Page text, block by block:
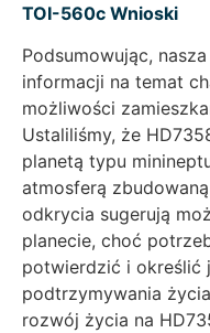
TOI-560c Wnioski
Podsumowując,
informacji na temat
możliwości
Ustaliliśmy, że
planetą typu
atmosferą
odkrycia sugerują
planecie, choć
potwierdzić i określić
podtrzymywania
rozwój życia na